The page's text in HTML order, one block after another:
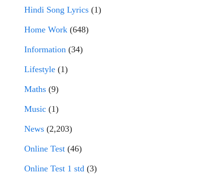
Hindi Song Lyrics (1)
Home Work (648)
Information (34)
Lifestyle (1)
Maths (9)
Music (1)
News (2,203)
Online Test (46)
Online Test 1 std (3)